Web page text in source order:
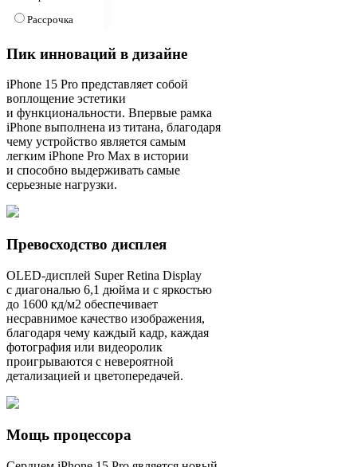
Рассрочка
Пик инноваций в дизайне
iPhone 15 Pro представляет собой
воплощение эстетики
и функциональности. Впервые рамка
iPhone выполнена из титана, благодаря
чему устройство является самым
легким iPhone Pro Max в истории
и способно выдерживать самые
серьезные нагрузки.
Превосходство дисплея
OLED-дисплей Super Retina Display
с диагональю 6,1 дюйма и с яркостью
до 1600 кд/м2 обеспечивает
несравнимое качество изображения,
благодаря чему каждый кадр, каждая
фотография или видеоролик
проигрываются с невероятной
детализацией и цветопередачей.
Мощь процессора